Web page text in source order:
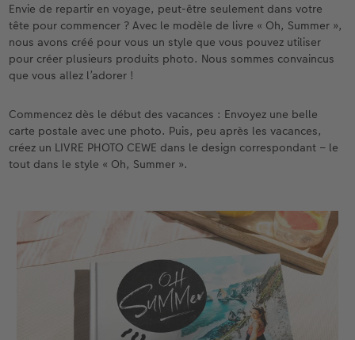
Exemples
Témoignages clients
Accessoires
Accessoires
Tableau photo Prestige
Photo sur carton mousse
Conseils décoration murale
Accessoires
Boîte cadeau photo
Idées de cadeaux
Boîte à friandises personnalisée
Nouveautés
Envie de repartir en voyage, peut-être seulement dans votre
tête pour commencer ? Avec le modèle de livre « Oh, Summer »,
nous avons créé pour vous un style que vous pouvez utiliser
pour créer plusieurs produits photo. Nous sommes convaincus
que vous allez l’adorer !
Commencez dès le début des vacances : Envoyez une belle
carte postale avec une photo. Puis, peu après les vacances,
créez un LIVRE PHOTO CEWE dans le design correspondant – le
tout dans le style « Oh, Summer ».